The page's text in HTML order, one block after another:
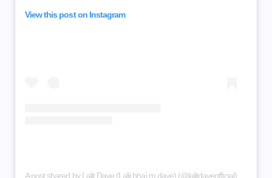
View this post on Instagram
A post shared by Lalit Dave (Lalji bhai m dave) (@lalitdaveofficial)